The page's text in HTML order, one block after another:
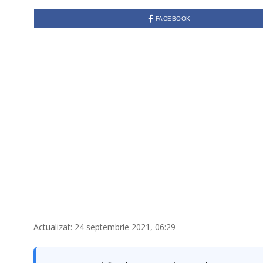
FACEBOOK
Actualizat: 24 septembrie 2021, 06:29